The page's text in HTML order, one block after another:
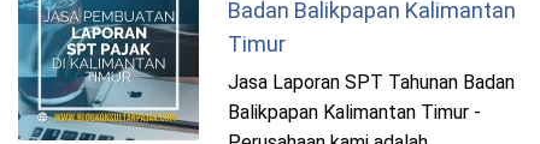
Badan Balikpapan Kalimantan
Timur
Jasa Laporan SPT Tahunan Badan
Balikpapan Kalimantan Timur -